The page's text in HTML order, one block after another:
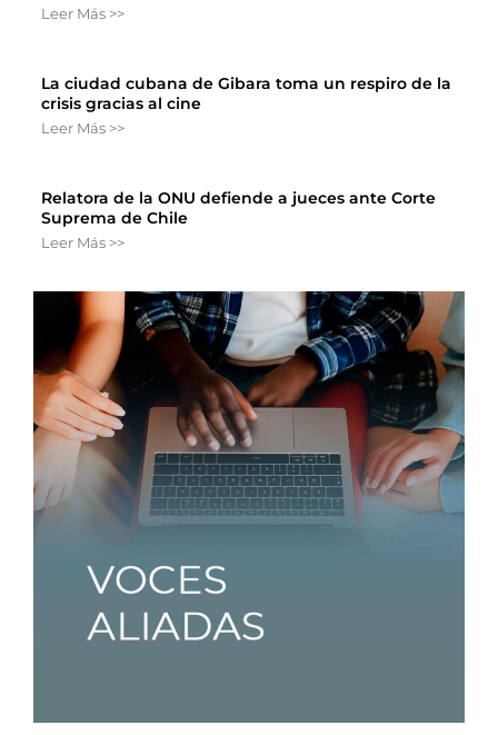
Leer Más >>
La ciudad cubana de Gibara toma un respiro de la
crisis gracias al cine
Leer Más >>
Relatora de la ONU defiende a jueces ante Corte
Suprema de Chile
Leer Más >>